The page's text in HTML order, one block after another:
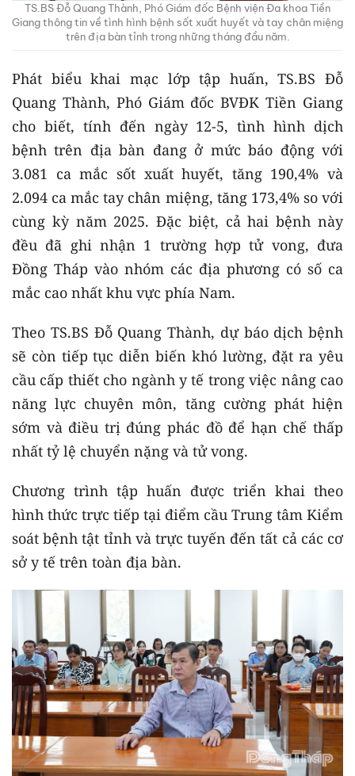
TS.BS Đỗ Quang Thành, Phó Giám đốc Bệnh viện Đa khoa Tiền
Giang thông tin về tình hình bệnh sốt xuất huyết và tay chân miệng
trên địa bàn tỉnh trong những tháng đầu năm.
Phát biểu khai mạc lớp tập huấn, TS.BS Đỗ
Quang Thành, Phó Giám đốc BVĐK Tiền Giang
cho biết, tính đến ngày 12-5, tình hình dịch
bệnh trên địa bàn đang ở mức báo động với
3.081 ca mắc sốt xuất huyết, tăng 190,4% và
2.094 ca mắc tay chân miệng, tăng 173,4% so với
cùng kỳ năm 2025. Đặc biệt, cả hai bệnh này
đều đã ghi nhận 1 trường hợp tử vong, đưa
Đồng Tháp vào nhóm các địa phương có số ca
mắc cao nhất khu vực phía Nam.
Theo TS.BS Đỗ Quang Thành, dự báo dịch bệnh
sẽ còn tiếp tục diễn biến khó lường, đặt ra yêu
cầu cấp thiết cho ngành y tế trong việc nâng cao
năng lực chuyên môn, tăng cường phát hiện
sớm và điều trị đúng phác đồ để hạn chế thấp
nhất tỷ lệ chuyển nặng và tử vong.
Chương trình tập huấn được triển khai theo
hình thức trực tiếp tại điểm cầu Trung tâm Kiểm
soát bệnh tật tỉnh và trực tuyến đến tất cả các cơ
sở y tế trên toàn địa bàn.